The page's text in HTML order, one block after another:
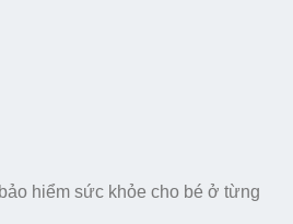
hiểm sức khỏe cho bé ở từng